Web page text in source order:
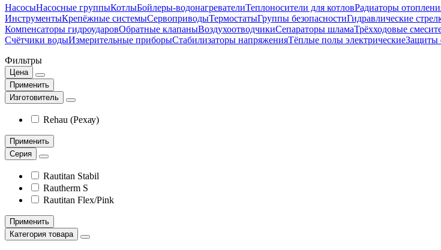
НасосыНасосные группыКотлыБойлеры-водонагревателиТеплоносители для котловРадиаторы
ИнструментыКрепёжные системыСервоприводыТермостатыГруппы безопасностиГидравлические
Компенсаторы гидроударовОбратные клапаныВоздухоотводчикиСепараторы шламаТрёхходовые
Счётчики водыИзмерительные приборыСтабилизаторы напряженияТёплые полы электрическиеЗащиты
Фильтры
Цена
Применить
Изготовитель
Rehau (Рехау)
Применить
Серия
Rautitan Stabil
Rautherm S
Rautitan Flex/Pink
Применить
Категория товара